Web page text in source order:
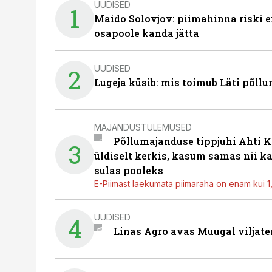
1 UUDISED
Maido Solovjov: piimahinna riski
osapoole kanda jätta
2 UUDISED
Lugeja küsib: mis toimub Läti
3
MAJANDUSTULEMUSED
Põllumajanduse tippjuhi Ahti
üldiselt kerkis, kasum samas nii
sulas pooleks
E-Piimast laekumata piimaraha on enam kui
4 UUDISED
Linas Agro avas Muugal